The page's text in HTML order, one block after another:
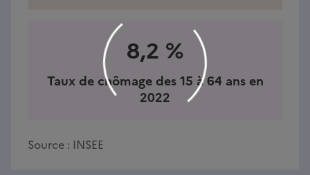
8,2 %
Taux de chômage des 15 à 64 ans en
2022
Source : INSEE